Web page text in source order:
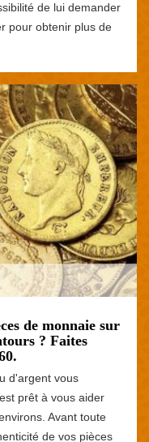
de lui demander
pour obtenir plus de
de monnaie sur
? Faites
d'argent vous
prêt à vous aider
Avant toute
de vos pièces